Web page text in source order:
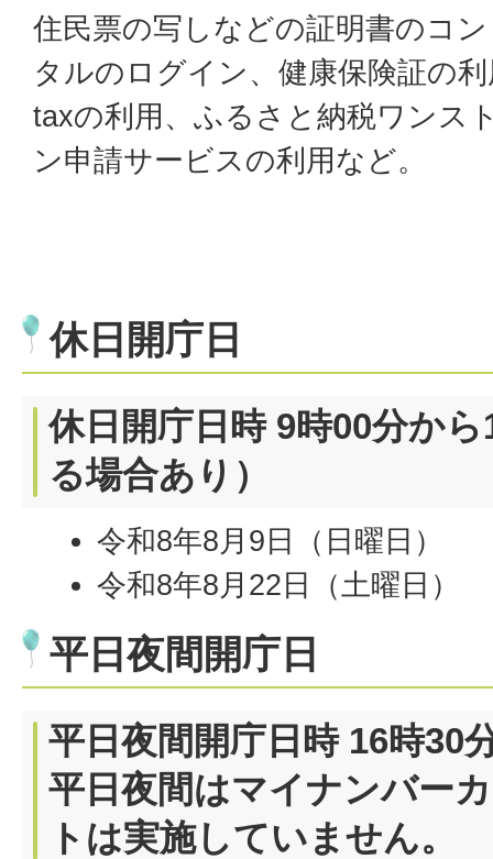
住民票の写しなどの証明書のコ
タルのログイン、健康保険証の
taxの利用、ふるさと納税ワンス
ン申請サービスの利用など。
休日開庁日
休日開庁日時 9時00分か
る場合あり）
令和8年8月9日（日曜日）
令和8年8月22日（土曜日）
平日夜間開庁日
平日夜間開庁日時 16時30
平日夜間はマイナンバー
トは実施していません。